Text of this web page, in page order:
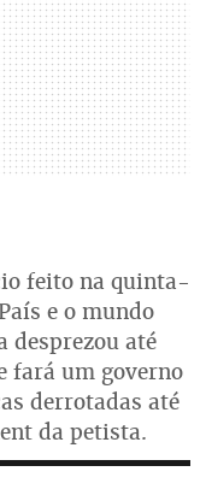
feito na quinta-
e o mundo
desprezou até
fará um governo
derrotadas até
da petista.